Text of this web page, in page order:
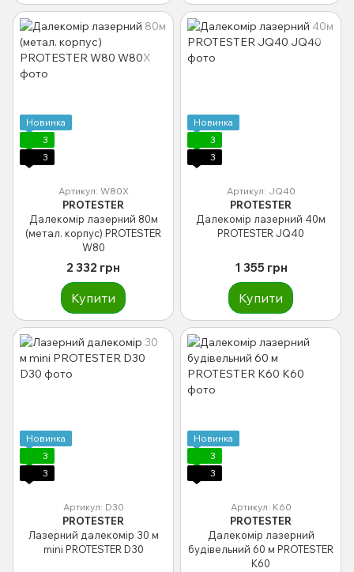
Новинка
3
3
Артикул: W80X
PROTESTER
Далекомір лазерний 80м
(метал. корпус) PROTESTER
W80
2 332 грн
Купити
Новинка
3
3
Артикул: JQ40
PROTESTER
Далекомір лазерний 40м
PROTESTER JQ40
1 355 грн
Купити
Новинка
3
3
Артикул: D30
PROTESTER
Лазерний далекомір 30 м
mini PROTESTER D30
Новинка
3
3
Артикул: K60
PROTESTER
Далекомір лазерний
будівельний 60 м PROTESTER
K60